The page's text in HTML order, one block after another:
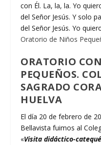
con Él. La, la, la. Yo
del Señor Jesús. Y solo
del Señor Jesús. Yo
Oratorio de Niños
ORATORIO
PEQUEÑOS.
SAGRADO
HUELVA
El día 20 de febrero de
Bellavista fuimos al
«Visita didáctico-